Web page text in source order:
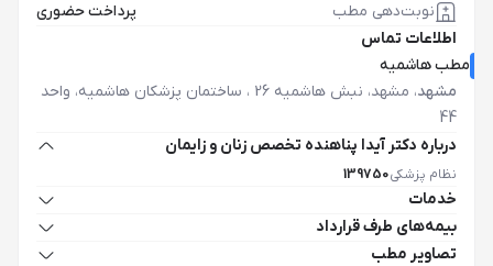
نوبت‌دهی مطب
پرداخت حضوری
اطلاعات تماس
مطب هاشمیه
مشهد،
مشهد، نبش هاشمیه 26 ، ساختمان پزشکان هاشمیه، واحد
44
درباره دکتر آیدا پناهنده تخصص زنان و زایمان
نظام پزشکی139750
خدمات
بیمه‌های طرف قرارداد
تصاویر مطب